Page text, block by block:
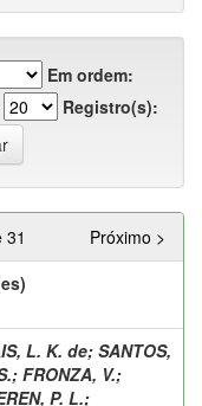
Em ordem:
Registro(s):
31
Próximo >
L. K. de; SANTOS,
; FRONZA, V.;
P. L.;